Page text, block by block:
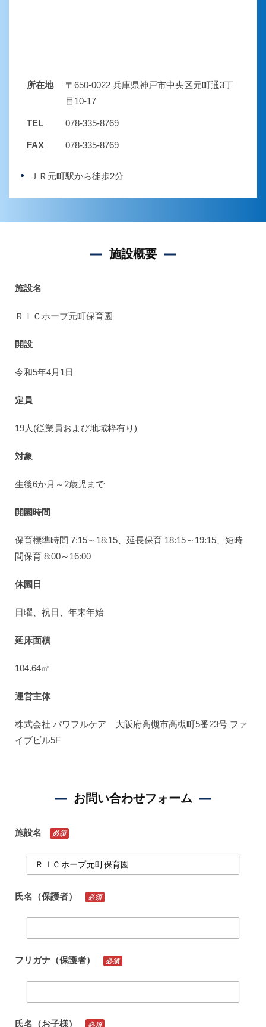
所在地
〒650-0022 兵庫県神戸市中央区元町通3丁
目10-17
TEL 078-335-8769
FAX 078-335-8769
ＪＲ元町駅から徒歩2分
施設概要
施設名
ＲＩＣホープ元町保育園
開設
令和5年4月1日
定員
19人(従業員および地域枠有り)
対象
生後6か月～2歳児まで
開園時間
保育標準時間 7:15～18:15、延長保育 18:15～19:15、短時
間保育 8:00～16:00
休園日
日曜、祝日、年末年始
延床面積
104.64㎡
運営主体
株式会社 パワフルケア 大阪府高槻市高槻町5番23号 ファ
イブビル5F
お問い合わせフォーム
施設名 必須
氏名（保護者） 必須
フリガナ（保護者） 必須
氏名（お子様） 必須